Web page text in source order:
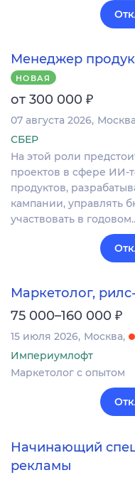
Менеджер
НОВАЯ
от 300 000 ₽
07 августа 2026 Москва
СБЕР
На этой роли
проектов в сфере ИИ-
продуктов,
кампании, управлять
участвовать в
Маркетолог,
75 000–160 000 ₽
15 июля 2026 Москва
Империумлофт
Маркетолог с опытом
Начинающий
рекламы